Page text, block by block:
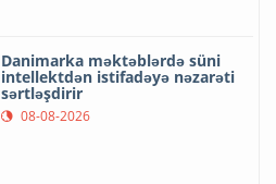
Danimarka məktəblərdə süni
intellektdən istifadəyə nəzarəti
sərtləşdirir
08-08-2026